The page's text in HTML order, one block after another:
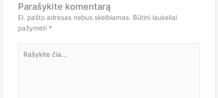
Parašykite komentarą
El. pašto adresas nebus skelbiamas. Būtini laukeliai
pažymėti *
čia...